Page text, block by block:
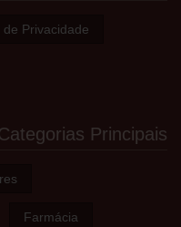
de Privacidade
Principais
Farmácia